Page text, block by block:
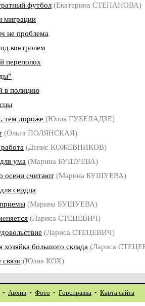
футбол (Екатерина СТЕПАНОВА)
миграции
не проблема
контролем
переполох
в полицию
тем дороже (Юлия ГУБЕЛАДЗЕ)
(Ольга ПОЛЯНСКАЯ)
(Денис КОЖЕВНИКОВ)
ума (Марина БУШУЕВА)
осени считают (Марина БУШУЕВА)
сердца
(Марина БУШУЕВА)
(Лариса СТЕЦЕВИЧ)
(Лариса СТЕЦЕВИЧ)
хозяйка большого склада (Лариса
(Юлия КОХ)
• Архив • Фото • Горсправка • Карта сайта